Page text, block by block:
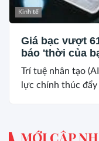
Kinh tế
Giá bạc vượt
báo 'thời của
Trí tuệ nhân tạo
lực chính thúc